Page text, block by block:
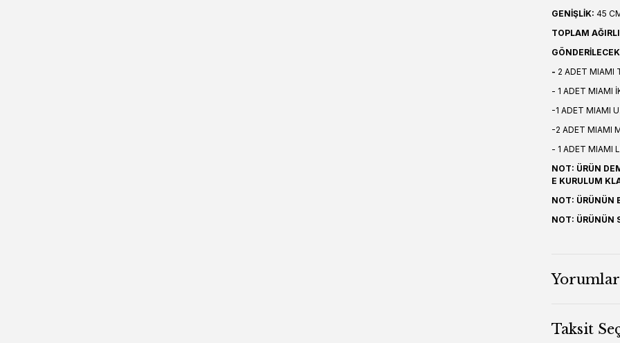
GENİŞLİK: 45
TOPLAM
- 2 ADET MIAMI
- 1 ADET MIAMI
-1 ADET MIAMI
-2 ADET MIAMI
- 1 ADET MIAMI
NOT: ÜRÜN
E KURULUM
NOT: ÜRÜNÜN
NOT: ÜRÜNÜN
Yorumlar
Taksit